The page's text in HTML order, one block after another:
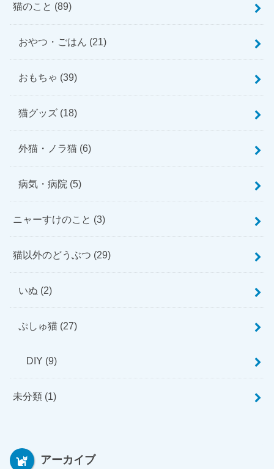
猫のこと (89)
おやつ・ごはん (21)
おもちゃ (39)
猫グッズ (18)
外猫・ノラ猫 (6)
病気・病院 (5)
ニャーすけのこと (3)
猫以外のどうぶつ (29)
いぬ (2)
ぷしゅ猫 (27)
DIY (9)
未分類 (1)
アーカイブ